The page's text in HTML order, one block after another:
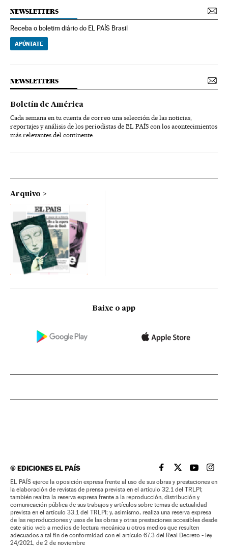
NEWSLETTERS
Receba o boletim diário do EL PAÍS Brasil
APÚNTATE
NEWSLETTERS
Boletín de América
Cada semana en tu cuenta de correo una selección de las noticias,
reportajes y análisis de los periodistas de EL PAÍS con los acontecimientos
más relevantes del continente.
Arquivo
Baixe o app
©EDICIONES EL PAÍS EL PAÍS BRASIL EN
EL PAÍSEL PAÍS
EL
EL PAÍS ejerce la oposición expresa frente al uso de sus obras y prestaciones en
la elaboración de revistas de prensa prevista en el artículo 32.1 del TRLPI;
también realiza la reserva expresa frente a la reproducción, distribución y
comunicación pública de sus trabajos y artículos sobre temas de actualidad
prevista en el artículo 33.1 del TRLPI; y, asimismo, realiza una reserva expresa
de las reproducciones y usos de las obras y otras prestaciones accesibles desde
este sitio web a medios de lectura mecánica u otros medios que resulten
adecuados a tal fin de conformidad con el artículo 67.3 del Real Decreto - ley
24/2021, de 2 de noviembre